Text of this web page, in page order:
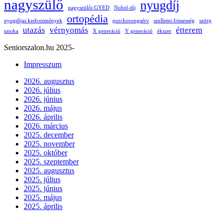
nagyszülő nagyszülői GYED Nobel-díj nyugdíj
nyugdíjas kedvezmények ortopédia porckorongsérv szellemi frissesség
szörp
unoka
utazás vérnyomás X generáció Y generáció ékszer étterem
Seniorszalon.hu 2025-
Impresszum
2026. augusztus
2026. július
2026. június
2026. május
2026. április
2026. március
2025. december
2025. november
2025. október
2025. szeptember
2025. augusztus
2025. július
2025. június
2025. május
2025. április